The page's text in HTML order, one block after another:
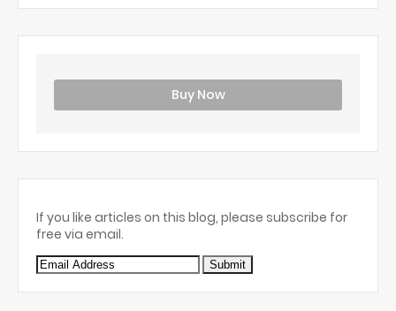
Buy Now
If you like articles on this blog, please subscribe for
free via email.